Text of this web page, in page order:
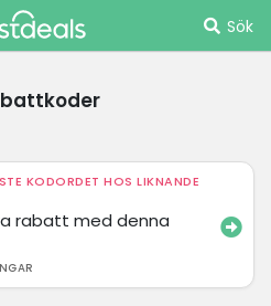
Sök
KODORDET HOS LIKNANDE
rabatt med denna